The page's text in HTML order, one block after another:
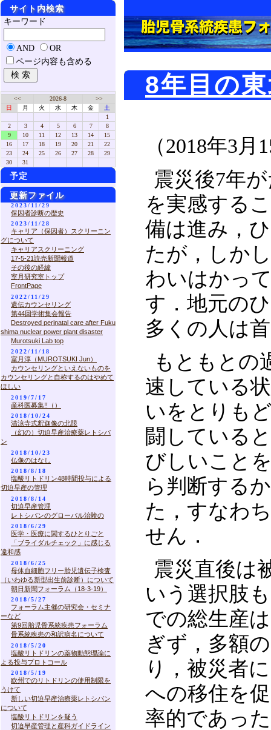
8年目の
（2018年3
震災後7年
を実感する
備は進み，
たが，しか
わいはかっ
す．地元の
多くの人は
もともとの
速している
いをとりも
闘している
びしいこと
ら判断する
た，すなわ
せん．
震災直後は
いう選択肢
での総生産
ぎず，多額
り，被災者
への移住を
率的であっ
サイト内検索
キーワード
AND
OR
ページ内容も含める
<< 2026-8
>>
日
月 火 水 木 金
土
1
2
3 4 5 6 7
8
9
10 11 12 13 14
15
16
17 18 19 20 21
22
23
24 25 26 27 28
29
30
31
予定
更新ファイル
2023/11/29
保因者診断の歴史
2023/11/28
キャリア（保因者）スクリーニン
グについて
キャリアスクリーニング
17-5-21読売新聞報道
その後の経緯
室月研究室トップ
FrontPage
2022/11/29
遺伝カウンセリング
第44回学術集会報告
Destroyed perinatal care after Fuku
shima nuclear power plant disaster
Murotsuki Lab top
2022/11/18
室月淳（MUROTSUKI Jun）
カウンセリングといえないものを
カウンセリングと自称するのはやめて
ほしい
2019/7/17
産科医募集!!（）
2018/10/24
清涼寺式釈迦像の北限
（幻の）切迫早産治療薬レトシバ
ン
2018/10/23
仏像のはなし
2018/8/18
塩酸リトドリン48時間投与による
切迫早産の管理
2018/8/14
切迫早産管理
レトシバンのグローバル治験の
2018/6/29
医学・医療に関するひとりごと
「ブライダルチェック」に感じる
違和感
2018/6/25
母体血細胞フリー胎児遺伝子検査
（いわゆる新型出生前診断）について
朝日新聞フォーラム（18-3-19）
2018/5/27
フォーラム主催の研究会・セミナ
ーなど
第9回胎児骨系統疾患フォーラム
骨系統疾患の和訳病名について
2018/5/20
塩酸リトドリンの薬物動態理論に
よる投与プロトコール
2018/5/19
欧州でのリトドリンの使用制限を
うけて
新しい切迫早産治療薬レトシバン
について
塩酸リトドリンを疑う
切迫早産管理と産科ガイドライン